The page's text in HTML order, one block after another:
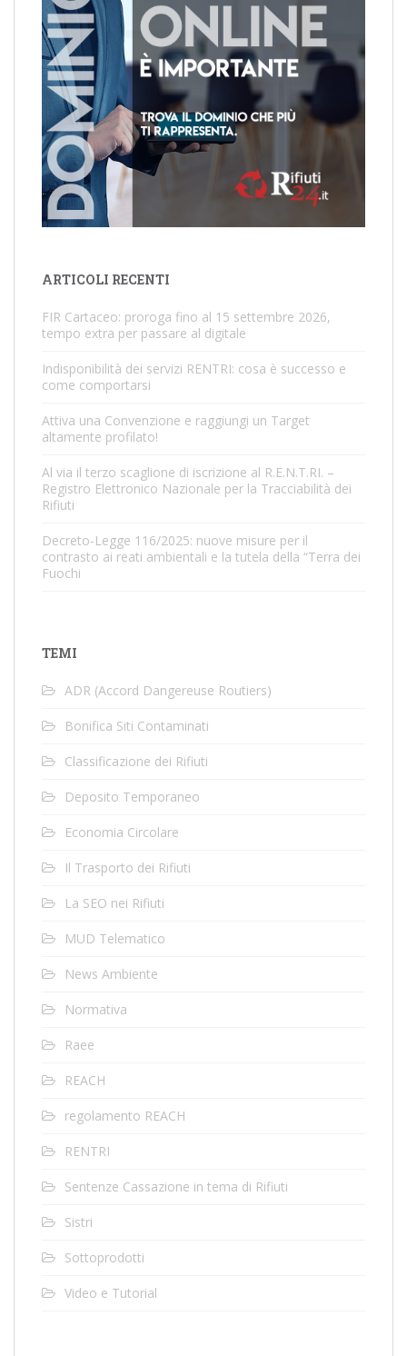
ARTICOLI RECENTI
FIR Cartaceo: proroga fino al 15 settembre 2026,
tempo extra per passare al digitale
Indisponibilità dei servizi RENTRI: cosa è successo e
come comportarsi
Attiva una Convenzione e raggiungi un Target
altamente profilato!
Al via il terzo scaglione di iscrizione al R.E.N.T.RI. –
Registro Elettronico Nazionale per la Tracciabilità dei
Rifiuti
Decreto-Legge 116/2025: nuove misure per il
contrasto ai reati ambientali e la tutela della “Terra dei
Fuochi
TEMI
ADR (Accord Dangereuse Routiers)
Bonifica Siti Contaminati
Classificazione dei Rifiuti
Deposito Temporaneo
Economia Circolare
Il Trasporto dei Rifiuti
La SEO nei Rifiuti
MUD Telematico
News Ambiente
Normativa
Raee
REACH
regolamento REACH
RENTRI
Sentenze Cassazione in tema di Rifiuti
Sistri
Sottoprodotti
Video e Tutorial